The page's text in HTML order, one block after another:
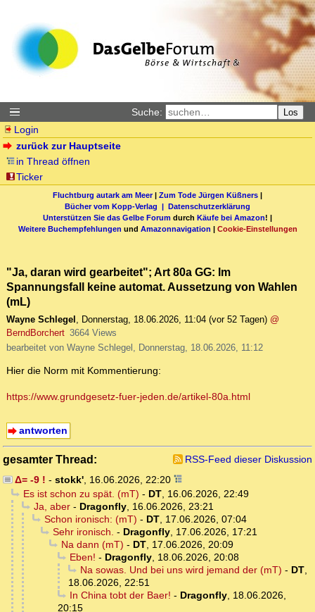
Suche: Los
Login
zurück zur Hauptseite
in Thread öffnen
Ticker
Fluchtburg autark am Meer| Zum Tode Jürgen Küßners |
Bücher vom Kopp-Verlag | Datenschutzerklärung
Unterstützen Sie das Gelbe Forum durch Käufe bei Amazon! |
Weitere Buchempfehlungen und Amazonnavigation | Cookie-Einstellungen
"Ja, daran wird gearbeitet"; Art 80a GG: Im
Spannungsfall keine automat. Aussetzung von Wahlen
(mL)
Wayne Schlegel , Donnerstag, 18.06.2026, 11:04 (vor 52 Tagen) @
BerndBorchert 3664 Views
bearbeitet von Wayne Schlegel, Donnerstag, 18.06.2026, 11:12
Hier die Norm mit Kommentierung:
https://www.grundgesetz-fuer-jeden.de/artikel-80a.html
antworten
gesamter Thread:
RSS-Feed dieser Diskussion
Δ= -9 ! - stokk', 16.06.2026, 22:20
Es ist schon zu spät. (mT) - DT, 16.06.2026, 22:49
Ja, aber- Dragonfly, 16.06.2026, 23:21
Schon ironisch: (mT) - DT, 17.06.2026, 07:04
Sehr ironisch. - Dragonfly, 17.06.2026, 17:21
Na dann (mT) - DT, 17.06.2026, 20:09
Eben! - Dragonfly, 18.06.2026, 20:08
Na sowas. Und bei uns wird jemand der (mT) - DT,
18.06.2026, 22:51
In China tobt der Baer! - Dragonfly, 18.06.2026,
20:15